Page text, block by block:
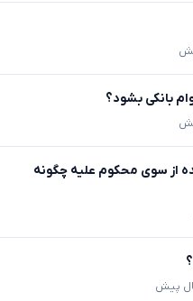
بانکی بشود؟
از سوی محکوم علیه چگونه